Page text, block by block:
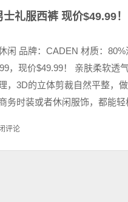
礼服西裤 现价$49.99！
闲 品牌：CADEN 材质：
，现价$49.99！ 亲肤柔软透
，3D的立体剪裁自然平整，
务时装或者休闲服饰，都能轻
评论